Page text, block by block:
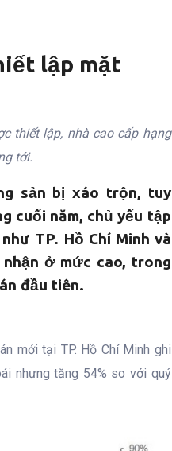
lập mặt
thiết lập, nhà cao cấp hạng
tới.
sản bị xáo trộn, tuy
cuối năm, chủ yếu tập
TP. Hồ Chí Minh và
ở mức cao, trong
đầu tiên.
mới tại TP. Hồ Chí Minh ghi
nhưng tăng 54% so với quý